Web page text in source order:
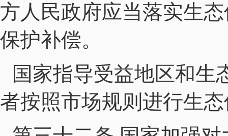
方人民政府应当落实生
保护补偿。
国家指导受益地区和生
者按照市场规则进行生